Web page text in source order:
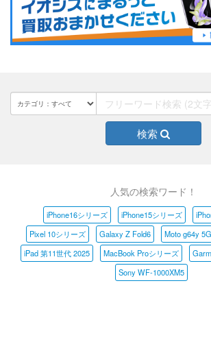
検索
人気の検索ワード！
iPhone16シリーズ iPhone15シリーズ
Pixel 10シリーズ
Galaxy Z Fold6 Moto g64y 5G
iPad 第11世代 2025
MacBook Proシリーズ
Sony WF-1000XM5